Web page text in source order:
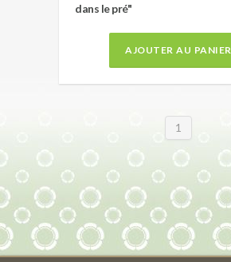
dans le pré"
AJOUTER AU PANIER
1